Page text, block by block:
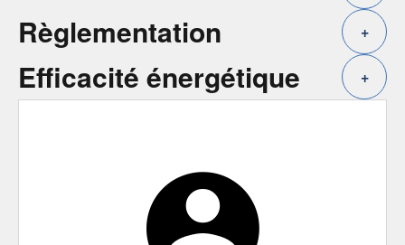
Règlementation
+
Efficacité énergétique +